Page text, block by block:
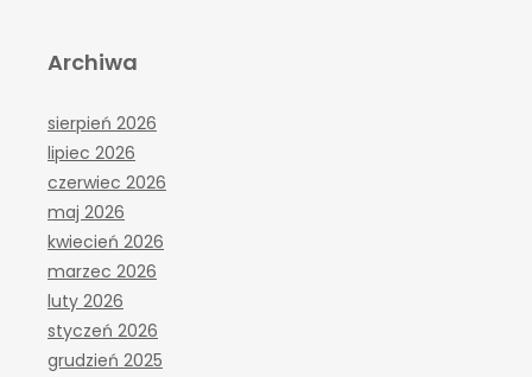
Archiwa
sierpień 2026
lipiec 2026
czerwiec 2026
maj 2026
kwiecień 2026
marzec 2026
luty 2026
styczeń 2026
grudzień 2025